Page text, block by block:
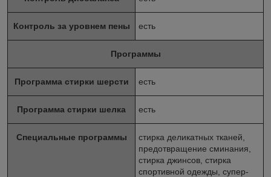
Контроль за уровнем пены есть
Программы
Программа стирки шерсти есть
Программа стирки шелка есть
Специальные программы
стирка деликатных тканей,
предотвращение сминания,
стирка джинсов, стирка
спортивной одежды, супер-